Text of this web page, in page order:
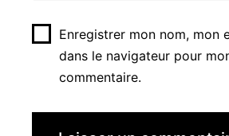
Enregistrer mon nom, mon
dans le navigateur pour
commentaire.